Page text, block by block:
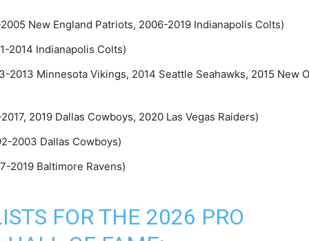
New England Patriots, 2006-2019 Indianapolis Colts)
2014 Indianapolis Colts)
2013 Minnesota Vikings, 2014 Seattle Seahawks, 2015 New
2019 Dallas Cowboys, 2020 Las Vegas Raiders)
2003 Dallas Cowboys)
2019 Baltimore Ravens)
FOR THE 2026 PRO